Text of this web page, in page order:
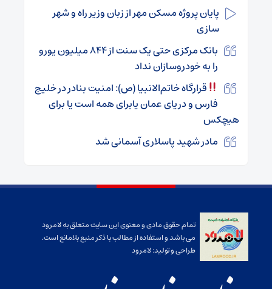
پایان پروژه مسکن مهر از زبان وزیر راه و شهر
سازی
بانک مرکزی حتی یک سنت از 844 میلیون یورو
را به خودروسازان نداد
قرارگاه خاتم‌الانبیا (ص): امنیت بنادر در خلیج
فارس و دریای عمان یابرای همه است یا برای
هیچکس
مادر شهید پاسلاری آسمانی شد
تمام حقوق مادی و معنوی این سایت متعلق به لامرود
می باشد و استفاده از مطالب با ذکر منبع بلامانع است.
طراحی و تولید:لامرود